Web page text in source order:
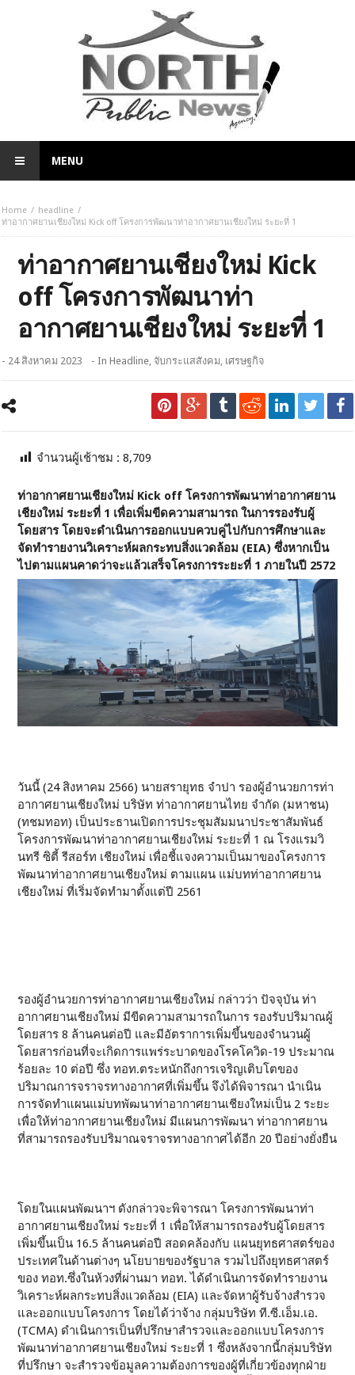
MENU
Home
headline
ท่าอากาศยานเชียงใหม่ Kick off โครงการพัฒนาท่าอากาศยานเชียงใหม่ ระยะที่ 1
ท่าอากาศยานเชียงใหม่ Kick
off โครงการพัฒนาท่า
อากาศยานเชียงใหม่ ระยะที่ 1
- 24 สิงหาคม 2023 - InHeadline, จับกระแสสังคม, เศรษฐกิจ
จำนวนผู้เช้าชม :8,709
ท่าอากาศยานเชียงใหม่ Kick off โครงการพัฒนาท่าอากาศยาน
เชียงใหม่ ระยะที่ 1 เพื่อเพิ่มขีดความสามารถ ในการรองรับผู้
โดยสาร โดยจะดำเนินการออกแบบควบคู่ไปกับการศึกษาและ
จัดทํารายงานวิเคราะห์ผลกระทบสิ่งแวดล้อม (EIA) ซึ่งหากเป็น
ไปตามแผนคาดว่าจะแล้วเสร็จโครงการระยะที่ 1 ภายในปี 2572
วันนี้ (24 สิงหาคม 2566) นายสรายุทธ จําปา รองผู้อำนวยการท่า
อากาศยานเชียงใหม่ บริษัท ท่าอากาศยานไทย จำกัด (มหาชน)
(ทชมทอท) เป็นประธานเปิดการประชุมสัมมนาประชาสัมพันธ์
โครงการพัฒนาท่าอากาศยานเชียงใหม่ ระยะที่ 1 ณ โรงแรมวิ
นทรี ซิตี้ รีสอร์ท เชียงใหม่ เพื่อชี้แจงความเป็นมาของโครงการ
พัฒนาท่าอากาศยานเชียงใหม่ ตามแผน แม่บทท่าอากาศยาน
เชียงใหม่ ที่เริ่มจัดทำมาตั้งแต่ปี 2561
รองผู้อำนวยการท่าอากาศยานเชียงใหม่ กล่าวว่า ปัจจุบัน ท่า
อากาศยานเชียงใหม่ มีขีดความสามารถในการ รองรับปริมาณผู้
โดยสาร 8 ล้านคนต่อปี และมีอัตราการเพิ่มขึ้นของจำนวนผู้
โดยสารก่อนที่จะเกิดการแพร่ระบาดของโรคโควิด-19 ประมาณ
ร้อยละ 10 ต่อปี ซึ่ง ทอท.ตระหนักถึงการเจริญเติบโตของ
ปริมาณการจราจรทางอากาศที่เพิ่มขึ้น จึงได้พิจารณา นําเนิน
การจัดทําแผนแม่บทพัฒนาท่าอากาศยานเชียงใหม่เป็น 2 ระยะ
เพื่อให้ท่าอากาศยานเชียงใหม่ มีแผนการพัฒนา ท่าอากาศยาน
ที่สามารถรองรับปริมาณจราจรทางอากาศได้อีก 20 ปีอย่างยั่งยืน
โดยในแผนพัฒนาฯ ดังกล่าวจะพิจารณา โครงการพัฒนาท่า
อากาศยานเชียงใหม่ ระยะที่ 1 เพื่อให้สามารถรองรับผู้โดยสาร
เพิ่มขึ้นเป็น 16.5 ล้านคนต่อปี สอดคล้องกับ แผนยุทธศาสตร์ของ
ประเทศในด้านต่างๆ นโยบายของรัฐบาล รวมไปถึงยุทธศาสตร์
ของ ทอท.ซึ่งในห้วงที่ผ่านมา ทอท. ได้ดำเนินการจัดทำรายงาน
วิเคราะห์ผลกระทบสิ่งแวดล้อม (EIA) และจัดหาผู้รับจ้างสำรวจ
และออกแบบโครงการ โดยได้ว่าจ้าง กลุ่มบริษัท ที.ซี.เอ็ม.เอ.
(TCMA) ดำเนินการเป็นที่ปรึกษาสำรวจและออกแบบโครงการ
พัฒนาท่าอากาศยานเชียงใหม่ ระยะที่ 1 ซึ่งหลังจากนี้กลุ่มบริษัท
ที่ปรึกษา จะสำรวจข้อมูลความต้องการของผู้ที่เกี่ยวข้องทุกฝ่าย